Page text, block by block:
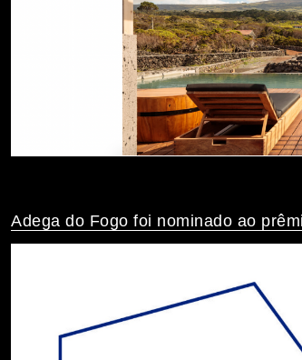
Adega do Fogo foi nominado ao